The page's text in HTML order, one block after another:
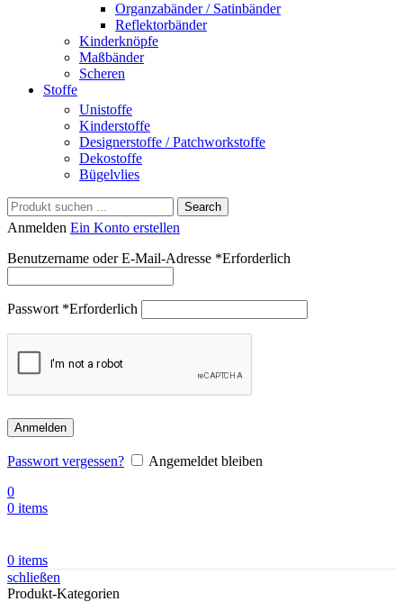
Organzabänder / Satinbänder
Reflektorbänder
Kinderknöpfe
Maßbänder
Scheren
Stoffe
Unistoffe
Kinderstoffe
Designerstoffe / Patchworkstoffe
Dekostoffe
Bügelvlies
Search
Anmelden Ein Konto erstellen
Benutzername oder E-Mail-Adresse *Erforderlich
Passwort *Erforderlich
Anmelden
Passwort vergessen?
Angemeldet bleiben
0
0 items
0 items
schließen
Produkt-Kategorien